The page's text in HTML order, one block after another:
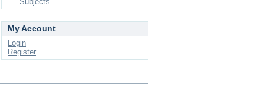
My Account
Login
Register